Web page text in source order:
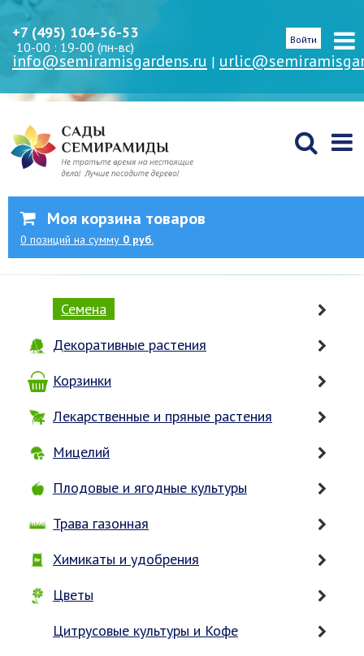
+7 (495) 104-56-53
10-00 : 19-00 (пн-вс)
info@semiramisgardens.ru |
Войти
Моя корзина товаров
0 позиций на сумму 0 руб.
Семена
Декоративные растения
Корзинки
Лекарственные и пряные растения
Мицелий
Плодовые и ягодные культуры
Трава газонная
Химикаты и удобрения
Цветы
Цитрусовые культуры и Кофе